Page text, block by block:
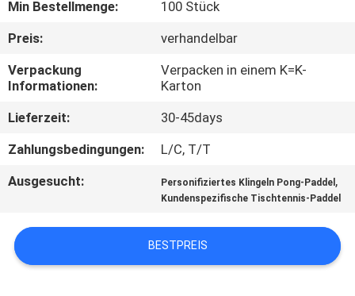
QUALITÄTSKONTROLLE
KONTAKT
MIT
UNS
BITTE
UM
EIN
ANGEBOT
Min Bestellmenge:
100 Stück
Preis:
verhandelbar
Verpackung
Informationen:
Verpacken in einem K=K-
Karton
Lieferzeit:
30-45days
Zahlungsbedingungen:
L/C, T/T
Ausgesucht:
Personifiziertes Klingeln Pong-Paddel ,
Kundenspezifische Tischtennis-Paddel
BESTPREIS